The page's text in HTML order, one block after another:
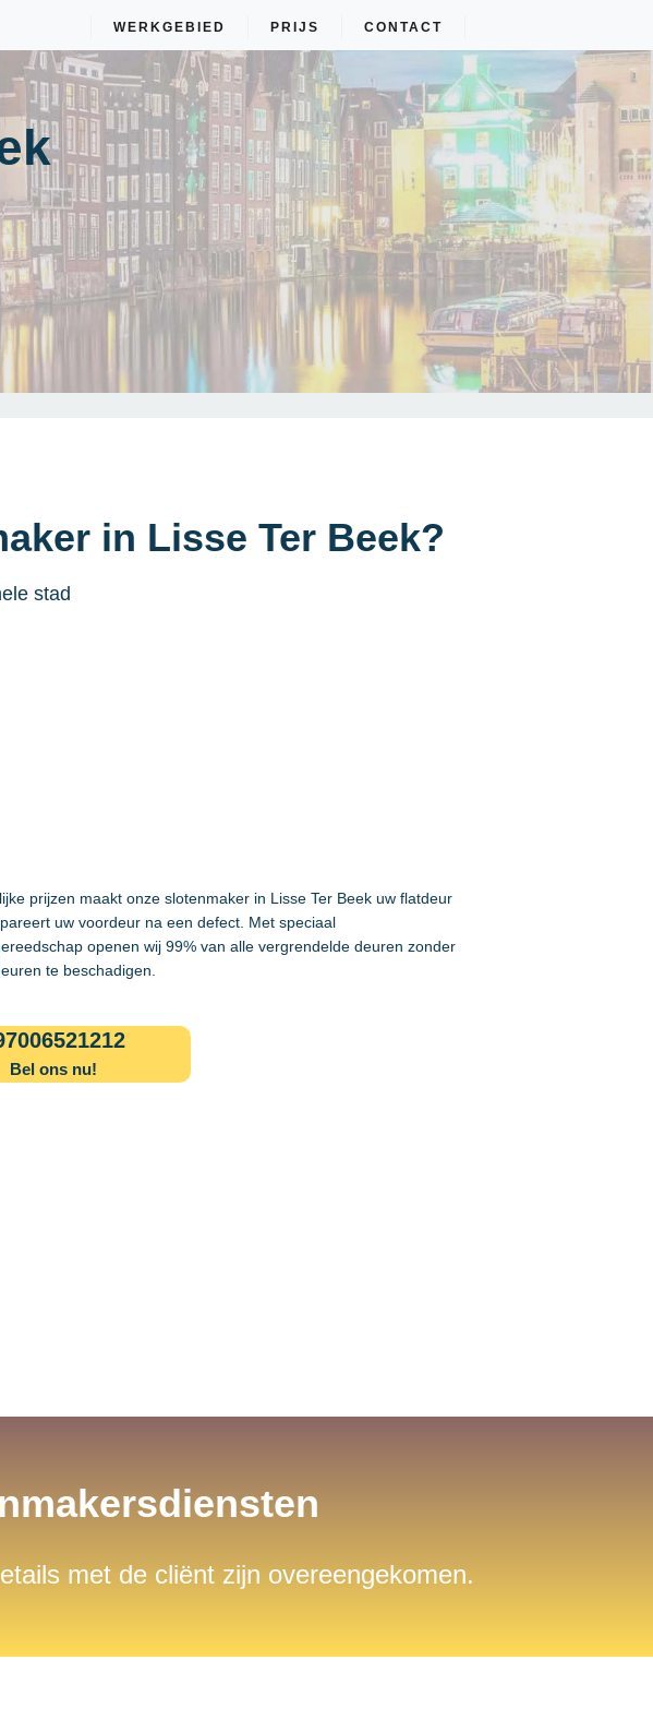
WERKGEBIED PRIJS CONTACT
in Lisse Ter Beek?
stad
prijzen maakt onze slotenmaker in Lisse Ter Beek uw flatdeur
uw voordeur na een defect. Met speciaal
openen wij 99% van alle vergrendelde deuren zonder
te beschadigen.
Bel ons nu!
met de cliënt zijn overeengekomen.